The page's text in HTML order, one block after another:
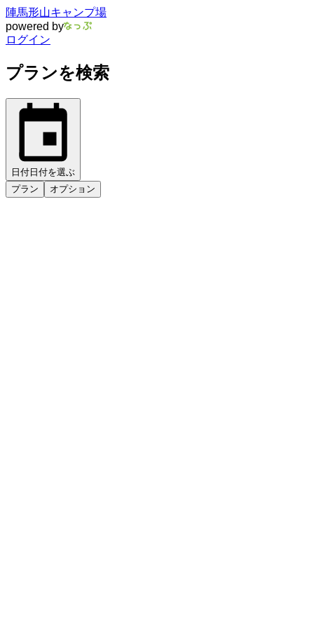
陣馬形山キャンプ場
powered by
ログイン
プランを検索
日付 日付を選ぶ
プラン
オプション